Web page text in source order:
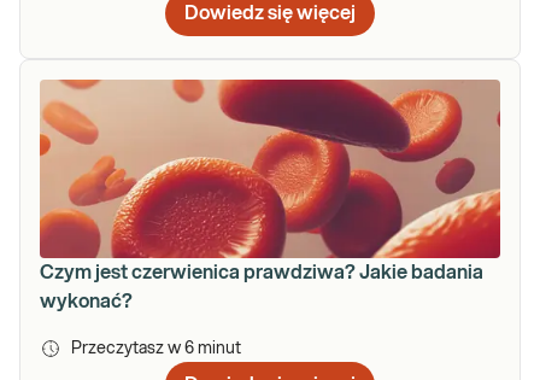
Dowiedz się więcej
Czym jest czerwienica prawdziwa? Jakie badania
wykonać?
Przeczytasz w 6 minut